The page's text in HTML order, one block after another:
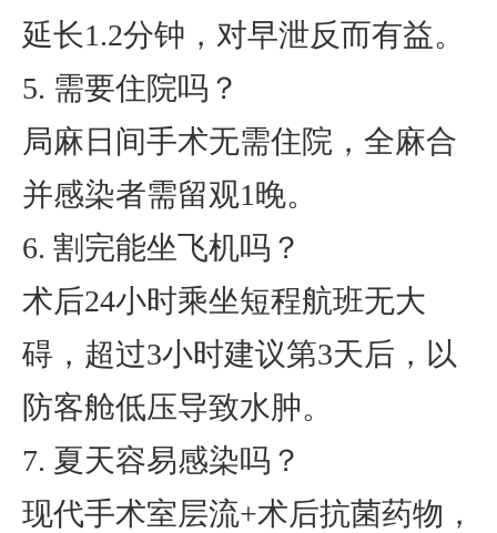
延长1.2分钟，对早泄反而有益。
5. 需要住院吗？
局麻日间手术无需住院，全麻合
并感染者需留观1晚。
6. 割完能坐飞机吗？
术后24小时乘坐短程航班无大
碍，超过3小时建议第3天后，以
防客舱低压导致水肿。
7. 夏天容易感染吗？
现代手术室层流+术后抗菌药物，